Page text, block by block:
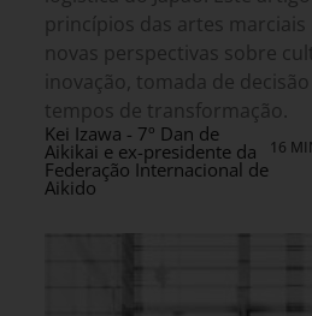
princípios das artes
novas perspectivas sobre
inovação, tomada de
tempos de transformação.
Kei Izawa - 7º Dan de
Aikikai e ex-presidente da
Federação Internacional de
Aikido
16